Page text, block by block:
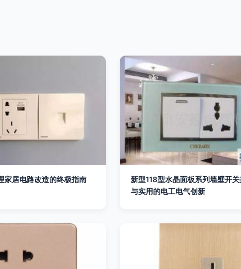
家居电路改造的终极指南
新型118型水晶面板系列墙壁开
与实用的电工电气创新